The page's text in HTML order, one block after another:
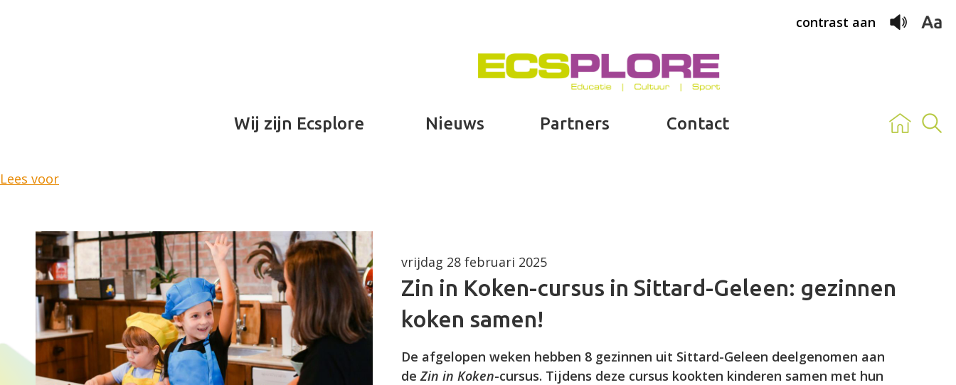
Wij zijn Ecsplore Nieuws Partners Contact
contrast aan
Lees voor
vrijdag 28 februari 2025
Zin in Koken-cursus in Sittard-Geleen: gezinnen
koken samen!
De afgelopen weken hebben 8 gezinnen uit Sittard-Geleen deelgenomen aan
deZin in Koken-cursus. Tijdens deze cursus kookten kinderen samen met hun